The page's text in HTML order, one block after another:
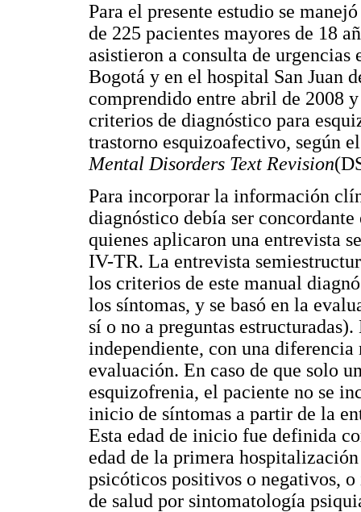
Para el presente estudio se
de 225 pacientes mayores de 18
asistieron a consulta de
Bogotá y en el hospital San Juan
comprendido entre abril de 2008
criterios de diagnóstico para
trastorno esquizoafectivo, según
Mental Disorders Text Revision
Para incorporar la información
diagnóstico debía ser
quienes aplicaron una entrevista
IV-TR. La entrevista
los criterios de este manual
los síntomas, y se basó en la
sí o no a preguntas
independiente, con una
evaluación. En caso de que solo
esquizofrenia, el paciente no se
inicio de síntomas a partir de la
Esta edad de inicio fue definida
edad de la primera
psicóticos positivos o negativos,
de salud por sintomatología